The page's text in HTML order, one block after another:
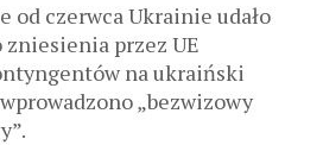
od czerwca Ukrainie udało
zniesienia przez UE
na ukraiński
„bezwizowy